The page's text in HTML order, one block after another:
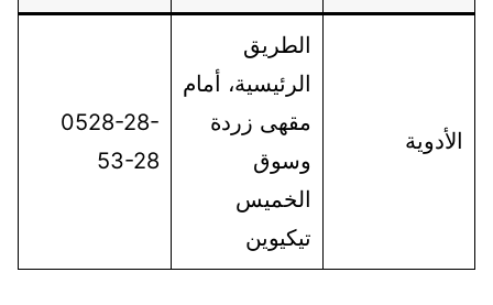
الأدوية
الطريق
الرئيسية، أمام
مقهى زردة
وسوق
الخميس
تيكيوين
0528-28-
53-28